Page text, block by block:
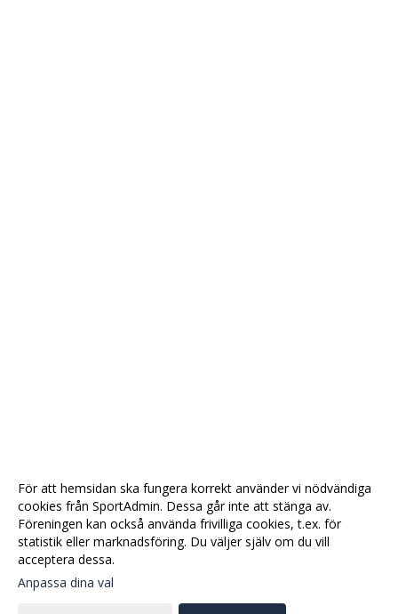
För att hemsidan ska fungera korrekt använder vi nödvändiga
cookies från SportAdmin. Dessa går inte att stänga av.
Föreningen kan också använda frivilliga cookies, t.ex. för
statistik eller marknadsföring. Du väljer själv om du vill
acceptera dessa.
Anpassa dina val